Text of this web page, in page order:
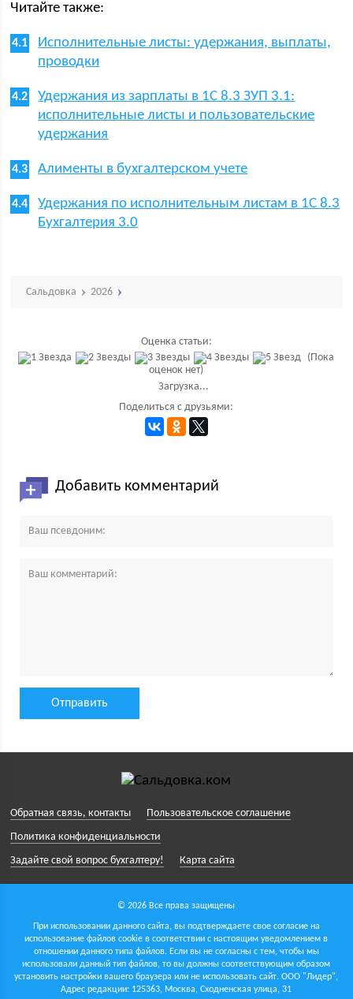
Читайте также:
Исполнительные листы: удержания, выплаты,
проводки
Удержания из зарплаты в 1С 8.3 ЗУП 3.1:
исполнительные листы и пользовательские
удержания
Алименты в бухгалтерском учете
Удержания по исполнительным листам в 1С 8.3
Бухгалтерия 3.0
Сальдовка 2026
Оценка статьи:
(Пока
оценок нет)
Загрузка...
Поделиться с друзьями:
Добавить комментарий
Обратная связь, контакты
Пользовательское соглашение
Политика конфиденциальности
Задайте свой вопрос бухгалтеру!
Карта сайта
© 2026 Все права защищены
При использовании данного сайта, вы подтверждаете свое согласие на
использование файлов cookie в соответствии с настоящим уведомлением в
отношении данного типа файлов. Если вы не согласны с тем, чтобы мы
использовали данный тип файлов, то вы должны соответствующим образом
установить настройки вашего браузера или не использовать сайт.ООО "Лидер",
Адрес редакции: 125363, Москва, Сходненская улица, 31